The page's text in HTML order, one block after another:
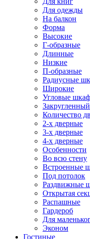
Для одежды
На балкон
Форма
Высокие
Г-образные
Длинные
Низкие
П-образные
Радиусные
Широкие
Угловые
Количество
2-х дверные
3-х дверные
4-х дверные
Особенности
Во всю стену
Встроенные
Под потолок
Раздвижные
Открытая
Распашные
Гардероб
Для
Эконом
Гостиные